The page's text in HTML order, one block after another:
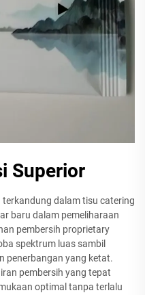
Superior
dalam tisu catering
baru dalam pemeliharaan
pembersih proprietary
spektrum luas sambil
penerbangan yang ketat.
pembersih yang tepat
optimal tanpa terlalu